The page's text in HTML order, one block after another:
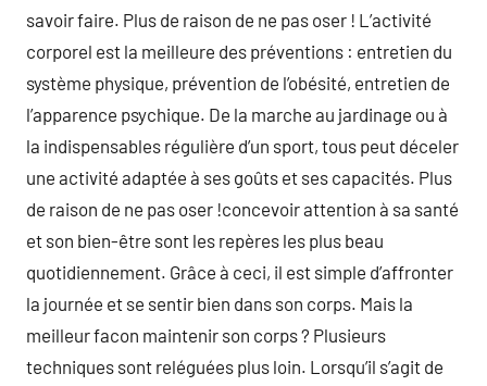
savoir faire. Plus de raison de ne pas oser ! L’activité
corporel est la meilleure des préventions : entretien du
système physique, prévention de l’obésité, entretien de
l’apparence psychique. De la marche au jardinage ou à
la indispensables régulière d’un sport, tous peut déceler
une activité adaptée à ses goûts et ses capacités. Plus
de raison de ne pas oser !concevoir attention à sa santé
et son bien-être sont les repères les plus beau
quotidiennement. Grâce à ceci, il est simple d’affronter
la journée et se sentir bien dans son corps. Mais la
meilleur facon maintenir son corps ? Plusieurs
techniques sont reléguées plus loin. Lorsqu’il s’agit de